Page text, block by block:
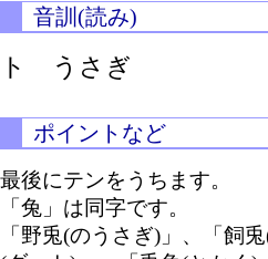
音訓(読み)
ト うさぎ
ポイントなど
最後にテンをうちます。
「兔」は同字です。
「野兎(のうさぎ)」、「飼